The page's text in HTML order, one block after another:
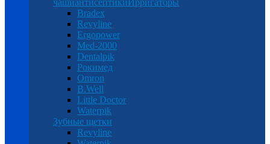
чашиантисептикиИрригаторы
Bradex
Revyline
Ergopower
Med-2000
Dentalpik
Рокимед
Omron
B.Well
Little Doctor
Waterpik
Зубные щетки
Revyline